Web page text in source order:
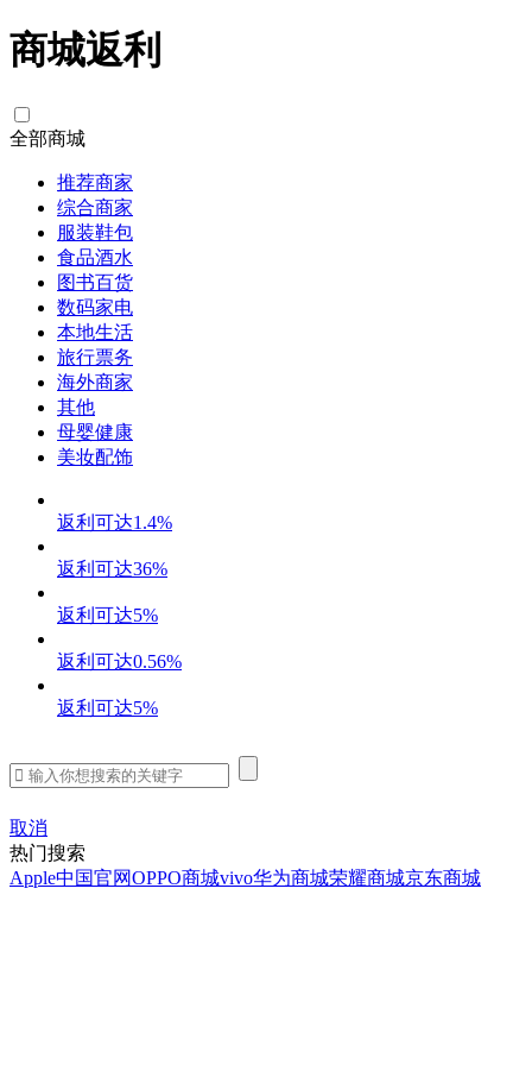
商城返利
全部商城
推荐商家
综合商家
服装鞋包
食品酒水
图书百货
数码家电
本地生活
旅行票务
海外商家
其他
母婴健康
美妆配饰
返利可达1.4%
返利可达36%
返利可达5%
返利可达0.56%
返利可达5%
取消
热门搜索
Apple中国官网OPPO商城vivo华为商城荣耀商城京东商城